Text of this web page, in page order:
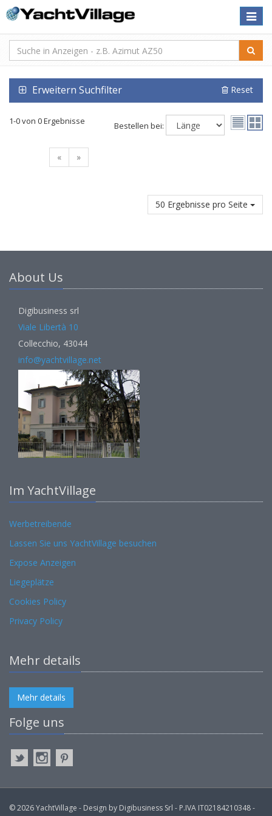
Toggle
Erweitern Suchfilter Reset
1-0 von 0 Ergebnisse Bestellen bei:
« »
50 Ergebnisse pro Seite
About Us
Digibusiness srl
Viale Libertà 10
Collecchio, 43044
info@yachtvillage.net
Im YachtVillage
Werbetreibende
Lassen Sie uns YachtVillage besuchen
Expose Anzeigen
Liegeplätze
Cookies Policy
Privacy Policy
Mehr details
Mehr details
Folge uns
© 2026 YachtVillage - Design by Digibusiness Srl - P.IVA IT02184210348 -